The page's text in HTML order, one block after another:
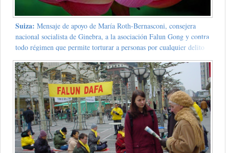
Suiza: Mensaje de apoyo de María Roth-Bernasconi, consejera
nacional socialista de Ginebra, a la asociación Falun Gong y contra
todo régimen que permite torturar a personas por cualquier delito
hecho o supuesto